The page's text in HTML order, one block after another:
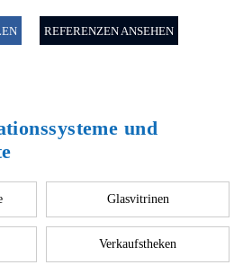
REFERENZEN ANSEHEN
und
Glasvitrinen
Verkaufstheken